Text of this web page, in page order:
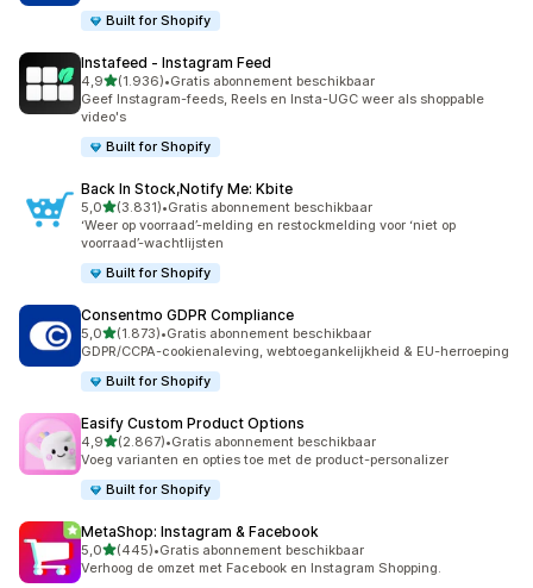
Built for Shopify
Instafeed ‑ Instagram Feed
4,9van 5 sterren
(1.936)
1936 recensies in totaal
•Gratis abonnement beschikbaar
Geef Instagram-feeds, Reels en Insta-UGC weer als shoppable
video's
Built for Shopify
Back In Stock,Notify Me: Kbite
5,0van 5 sterren
(3.831)
3831 recensies in totaal
•Gratis abonnement beschikbaar
‘Weer op voorraad’-melding en restockmelding voor ‘niet op
voorraad’-wachtlijsten
Built for Shopify
Consentmo GDPR Compliance
5,0van 5 sterren
(1.873)
1873 recensies in totaal
•Gratis abonnement beschikbaar
GDPR/CCPA-cookienaleving, webtoegankelijkheid & EU-herroeping
Built for Shopify
Easify Custom Product Options
4,9van 5 sterren
(2.867)
2867 recensies in totaal
•Gratis abonnement beschikbaar
Voeg varianten en opties toe met de product-personalizer
Built for Shopify
MetaShop: Instagram & Facebook
5,0van 5 sterren
(445)
445 recensies in totaal
•Gratis abonnement beschikbaar
Verhoog de omzet met Facebook en Instagram Shopping.